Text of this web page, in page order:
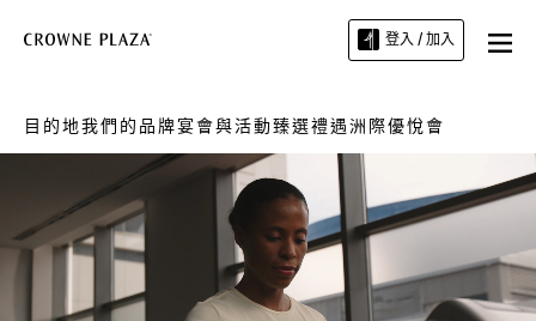
登入 / 加入
目的地我們的品牌宴會與活動臻選禮遇洲際優悅會